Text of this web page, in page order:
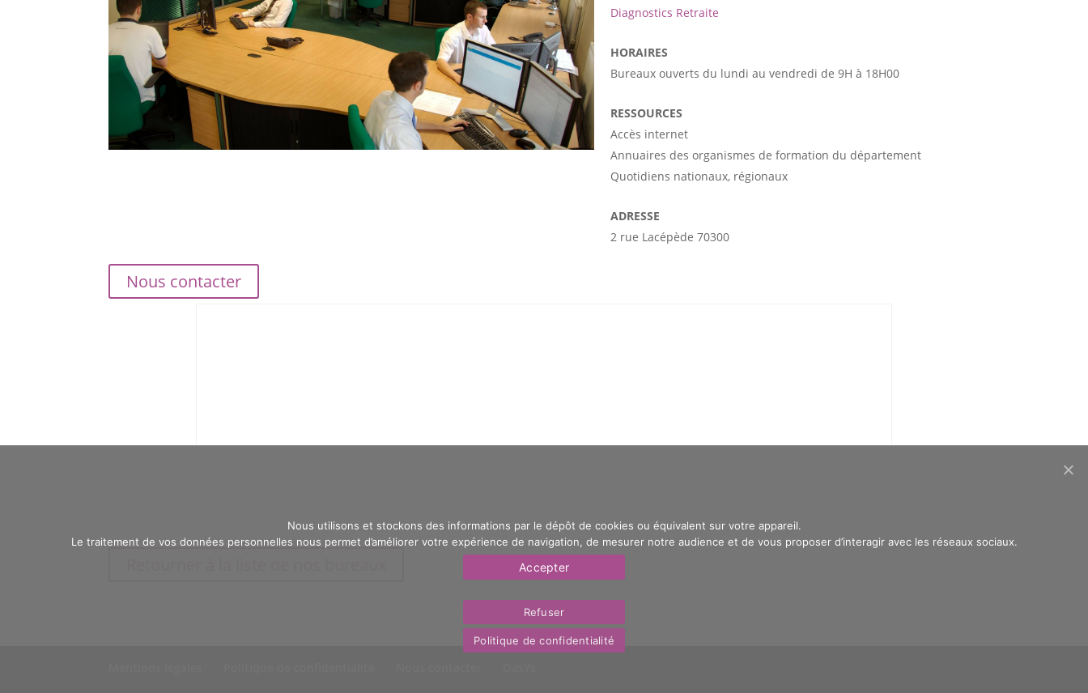
Diagnostics Retraite
HORAIRES
Bureaux ouverts du lundi au vendredi de 9H à 18H00
RESSOURCES
Accès internet
Annuaires des organismes de formation du département
Quotidiens nationaux, régionaux
ADRESSE
2 rue Lacépède 70300
Nous contacter
Nous utilisons et stockons des informations par le dépôt de cookies ou équivalent sur votre appareil.
Le traitement de vos données personnelles nous permet d’améliorer votre expérience de navigation, de mesurer notre audience et de vous proposer d’interagir avec les réseaux sociaux.
Accepter
Refuser
Politique de confidentialité